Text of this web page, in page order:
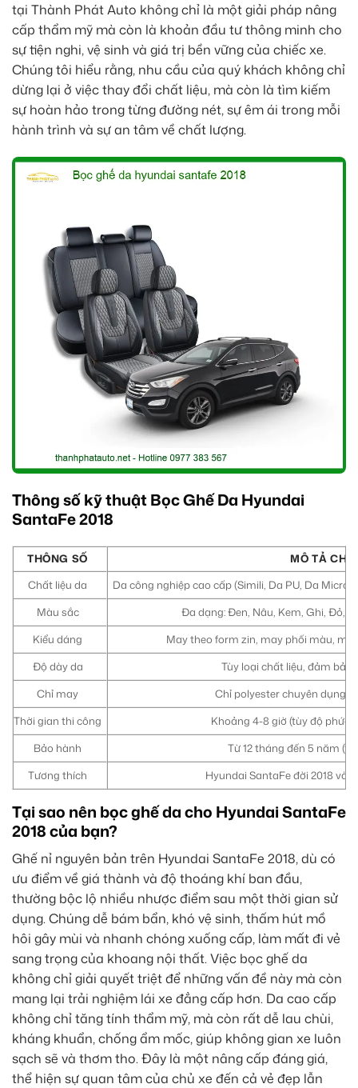
tại Thành Phát Auto không chỉ là một giải pháp nâng
cấp thẩm mỹ mà còn là khoản đầu tư thông minh cho
sự tiện nghi, vệ sinh và giá trị bền vững của chiếc xe.
Chúng tôi hiểu rằng, nhu cầu của quý khách không chỉ
dừng lại ở việc thay đổi chất liệu, mà còn là tìm kiếm
sự hoàn hảo trong từng đường nét, sự êm ái trong mỗi
hành trình và sự an tâm về chất lượng.
Thông số kỹ thuật Bọc Ghế Da Hyundai
SantaFe 2018
THÔNG SỐ
MÔ TẢ CHI
Chất liệu da
Da công nghiệp cao cấp (Simili, Da PU, Da
Màu sắc
Đa dạng: Đen, Nâu, Kem, Ghi, Đỏ,
Kiểu dáng
May theo form zin, may phối màu,
Độ dày da
Tùy loại chất liệu, đảm bảo
Chỉ may
Chỉ polyester chuyên dụng,
Thời gian thi công
Khoảng 4-8 giờ (tùy độ phức
Bảo hành
Từ 12 tháng đến 5 năm
Tương thích
Hyundai SantaFe đời 2018 và
Tại sao nên bọc ghế da cho Hyundai SantaFe
2018 của bạn?
Ghế nỉ nguyên bản trên Hyundai SantaFe 2018, dù có
ưu điểm về giá thành và độ thoáng khí ban đầu,
thường bộc lộ nhiều nhược điểm sau một thời gian sử
dụng. Chúng dễ bám bẩn, khó vệ sinh, thấm hút mồ
hôi gây mùi và nhanh chóng xuống cấp, làm mất đi vẻ
sang trọng của khoang nội thất. Việc bọc ghế da
không chỉ giải quyết triệt để những vấn đề này mà còn
mang lại trải nghiệm lái xe đẳng cấp hơn. Da cao cấp
không chỉ tăng tính thẩm mỹ, mà còn rất dễ lau chùi,
kháng khuẩn, chống ẩm mốc, giúp không gian xe luôn
sạch sẽ và thơm tho. Đây là một nâng cấp đáng giá,
thể hiện sự quan tâm của chủ xe đến cả vẻ đẹp lẫn